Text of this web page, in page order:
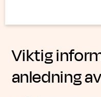
Viktig
anledning